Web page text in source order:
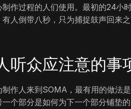
制作过程的人们使用。最初的24小
有人倒带八秒，只为捕捉鼓声回来
听众应注意的事
制作人来到SOMA，最有用的做法
个部分是如何为下一个部分铺垫